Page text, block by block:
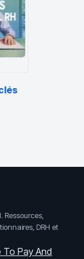
Ressources,
DRH et
To Pay And